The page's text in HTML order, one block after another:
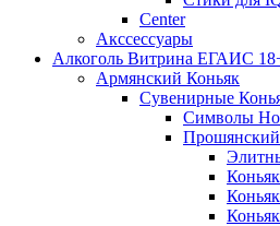
Сenter
Акссессуары
Алкоголь Витрина ЕГАИС
Армянский Коньяк
Сувенирные
Символы